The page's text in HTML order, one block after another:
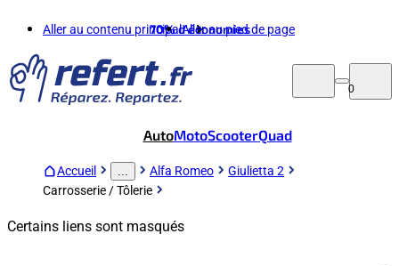
Aller au contenu principalAller au pied de page
70%d'économies
0
AutoMotoScooterQuad
Accueil Alfa Romeo
Giulietta 2
Carrosserie / Tôlerie
Certains liens sont masqués